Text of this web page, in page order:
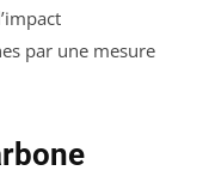
par une mesure